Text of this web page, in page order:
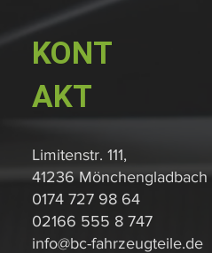
KONT
AKT
Limitenstr. 111,
41236 Mönchengladbach
0174 727 98 64
02166 555 8 747
info@bc-fahrzeugteile.de